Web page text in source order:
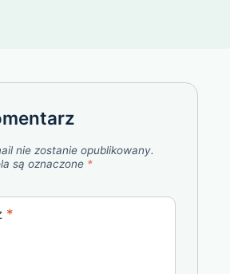
nie zostanie opublikowany.
są oznaczone *
*